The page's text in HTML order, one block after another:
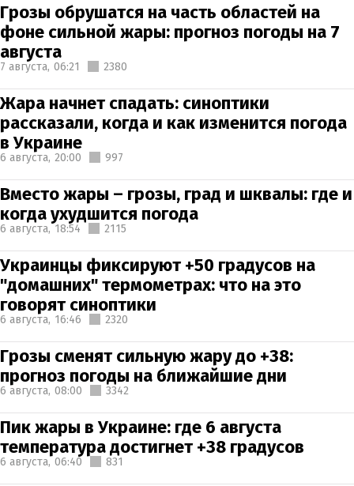
Грозы обрушатся на часть областей на
фоне сильной жары: прогноз погоды на 7
августа
7 августа, 06:21 2380
Жара начнет спадать: синоптики
рассказали, когда и как изменится погода
в Украине
6 августа, 20:00 997
Вместо жары – грозы, град и шквалы: где и
когда ухудшится погода
6 августа, 18:54 2115
Украинцы фиксируют +50 градусов на
"домашних" термометрах: что на это
говорят синоптики
6 августа, 16:46 2320
Грозы сменят сильную жару до +38:
прогноз погоды на ближайшие дни
6 августа, 08:00 3342
Пик жары в Украине: где 6 августа
температура достигнет +38 градусов
6 августа, 06:40 831